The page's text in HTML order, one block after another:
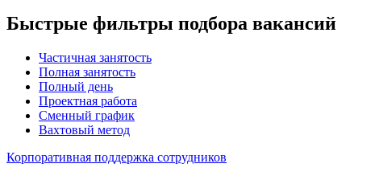
Быстрые фильтры подбора вакансий
Частичная занятость
Полная занятость
Полный день
Проектная работа
Сменный график
Вахтовый метод
Корпоративная поддержка сотрудников